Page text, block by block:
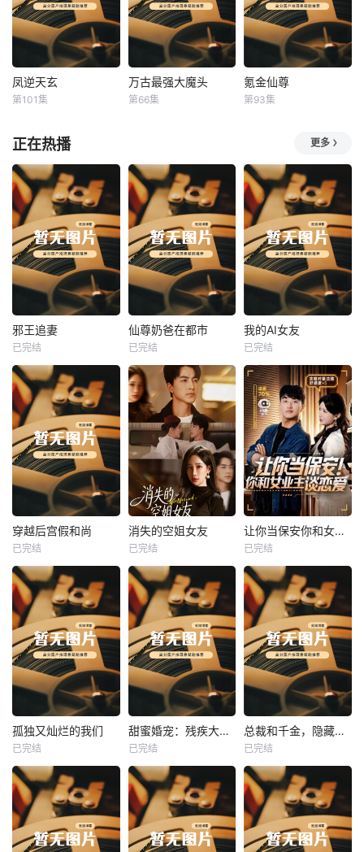
凤逆天玄
凤逆天玄
第101集
万古最强大魔头
万古最强大魔头
第66集
氪金仙尊
氪金仙尊
第93集
正在热播 更多
热播
邪王追妻
未知
邪王追妻
已完结
热播
未知
仙尊奶爸在都市
已完结
热播
我的AI女友
未知
我的AI女友
已完结
热播
未知
穿越后宫假和尚
已完结
热播
未知
消失的空姐女友
已完结
热播
未知
让你当保安你和女业主谈恋爱
已完结
热播
未知
孤独又灿烂的我们
已完结
热播
未知
甜蜜婚宠：残疾大佬夜夜撩
已完结
热播
未知
总裁和千金，隐藏身份闪婚了
已完结